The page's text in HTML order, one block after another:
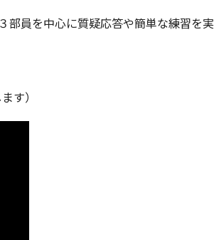
部員を中心に質疑応答や簡単な練習を実
す）